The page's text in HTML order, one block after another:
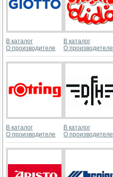
В каталог
О производителе
В каталог
О производителе
В каталог
О производителе
В каталог
О производителе